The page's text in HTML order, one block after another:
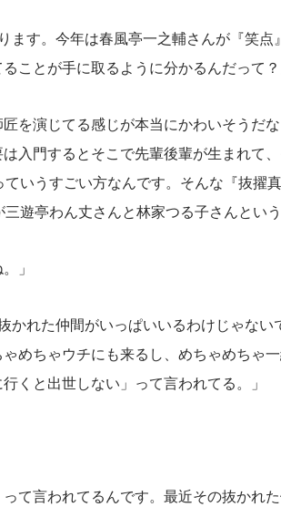
ます。今年は春風亭一之輔さんが『笑点
ことが手に取るように分かるんだって？
を演じてる感じが本当にかわいそうだ
入門するとそこで先輩後輩が生まれて
いうすごい方なんです。そんな『抜擢
遊亭わん丈さんと林家つる子さんという
」
かれた仲間がいっぱいいるわけじゃな
めちゃウチにも来るし、めちゃめちゃ
くと出世しない」って言われてる。」
て言われてるんです。最近その抜かれ